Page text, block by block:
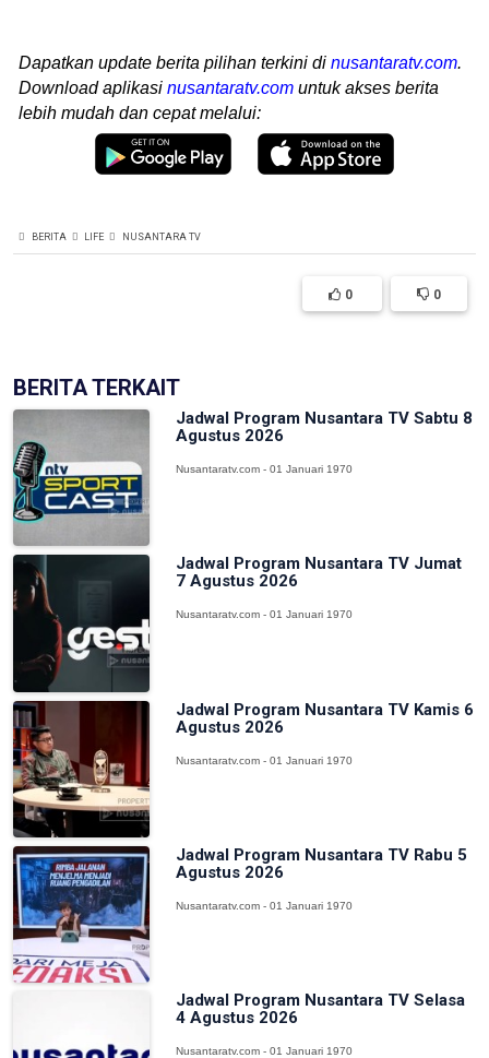
Dapatkan update berita pilihan terkini di nusantaratv.com.
Download aplikasi nusantaratv.com untuk akses berita
lebih mudah dan cepat melalui:
BERITA LIFE NUSANTARA TV
0 0
BERITA TERKAIT
Jadwal Program Nusantara TV Sabtu 8
Agustus 2026
Nusantaratv.com - 01 Januari 1970
Jadwal Program Nusantara TV Jumat
7 Agustus 2026
Nusantaratv.com - 01 Januari 1970
Jadwal Program Nusantara TV Kamis 6
Agustus 2026
Nusantaratv.com - 01 Januari 1970
Jadwal Program Nusantara TV Rabu 5
Agustus 2026
Nusantaratv.com - 01 Januari 1970
Jadwal Program Nusantara TV Selasa
4 Agustus 2026
Nusantaratv.com - 01 Januari 1970